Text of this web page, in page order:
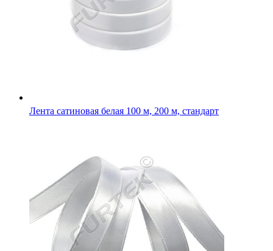
Лента сатиновая белая 100 м, 200 м, стандарт